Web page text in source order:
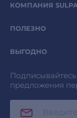
КОМПАНИЯ
ПОЛЕЗНО
ВЫГОДНО
предложения